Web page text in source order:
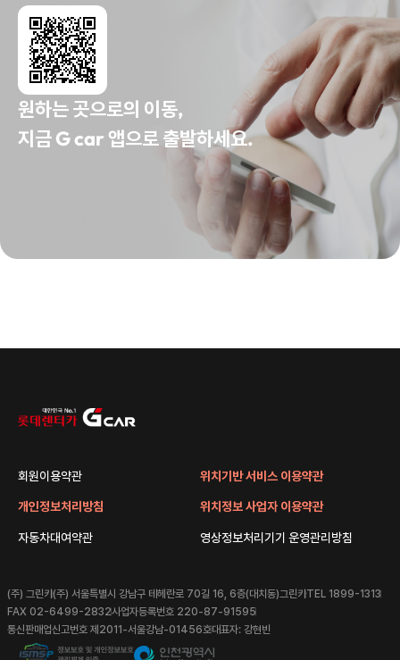
원하는 곳으로의 이동,
지금 G car 앱으로 출발하세요.
회원이용약관
개인정보처리방침
자동차대여약관
위치기반 서비스 이용약관
위치정보 사업자 이용약관
영상정보처리기기 운영관리방침
(주) 그린카(주) 서울특별시 강남구 테헤란로 70길 16, 6층(대치동)그린카TEL 1899-1313
FAX 02-6499-2832사업자등록번호 220-87-91595
통신판매업신고번호 제2011-서울강남-01456호대표자: 강현빈